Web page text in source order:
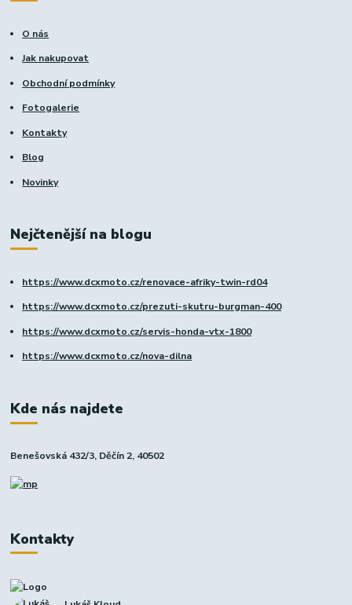
O nás
Jak nakupovat
Obchodní podmínky
Fotogalerie
Kontakty
Blog
Novinky
Nejčtenější na blogu
https://www.dcxmoto.cz/renovace-afriky-twin-rd04
https://www.dcxmoto.cz/prezuti-skutru-burgman-400
https://www.dcxmoto.cz/servis-honda-vtx-1800
https://www.dcxmoto.cz/nova-dilna
Kde nás najdete
Benešovská 432/3, Děčín 2, 40502
Kontakty